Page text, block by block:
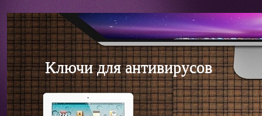
Ключи для антивирусов